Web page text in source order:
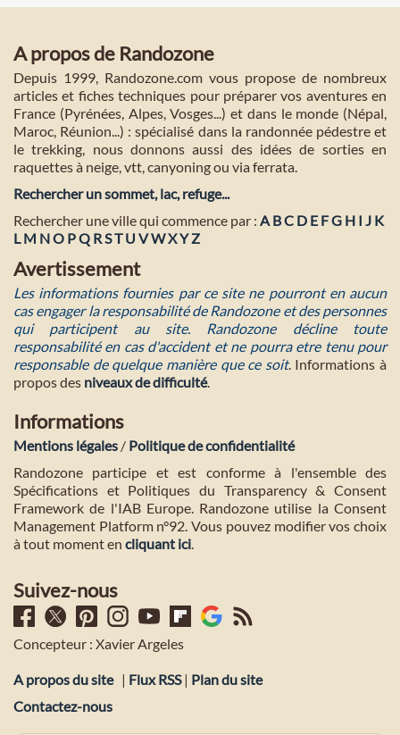
A propos de Randozone
Depuis 1999, Randozone.com vous propose de nombreux
articles et fiches techniques pour préparer vos aventures en
France (Pyrénées, Alpes, Vosges...) et dans le monde (Népal,
Maroc, Réunion...) : spécialisé dans la randonnée pédestre et
le trekking, nous donnons aussi des idées de sorties en
raquettes à neige, vtt, canyoning ou via ferrata.
Rechercher un sommet, lac, refuge...
Rechercher une ville qui commence par : A BC D E FG H I J K
L M NO PQ RST U VWXYZ
Avertissement
Les informations fournies par ce site ne pourront en aucun
cas engager la responsabilité de Randozone et des personnes
qui participent au site. Randozone décline toute
responsabilité en cas d'accident et ne pourra etre tenu pour
responsable de quelque manière que ce soit. Informations à
propos des niveaux de difficulté.
Informations
Mentions légales / Politique de confidentialité
Randozone participe et est conforme à l'ensemble des
Spécifications et Politiques du Transparency & Consent
Framework de l'IAB Europe. Randozone utilise la Consent
Management Platform n°92. Vous pouvez modifier vos choix
à tout moment en cliquant ici.
Suivez-nous
Concepteur : Xavier Argeles
A propos du site | Flux RSS| Plan du site
Contactez-nous